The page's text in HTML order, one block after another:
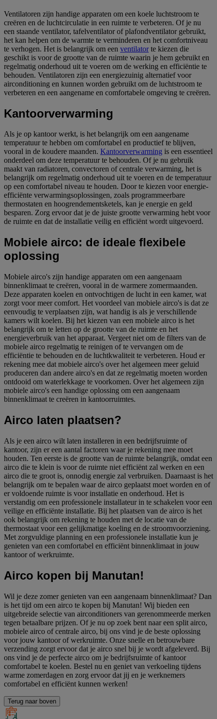
Ventilatoren zijn handige apparaten om een koele luchtstroom te
creëren en de luchtcirculatie in een ruimte te verbeteren. Of je nu
een staande ventilator, tafelventilator of plafondventilator gebruikt,
het kan helpen om de warmte te verminderen en het comfortniveau
te verhogen. Het is belangrijk om een ventilatorte kiezen die
geschikt is voor de grootte van de ruimte waarin je hem gebruikt en
regelmatig onderhoud uit te voeren om de werking en efficiëntie te
behouden. Ventilatoren zijn een energiezuinig alternatief voor
airconditioning en kunnen worden gebruikt om de luchtstroom te
verbeteren en een aangename en comfortabele omgeving te creëren.
Kantoorverwarming
Als je op kantoor werkt, is het belangrijk om een aangename
temperatuur te hebben om comfortabel en productief te blijven,
vooral in de koudere maanden. Kantoorverwarming is een essentieel
onderdeel om deze temperatuur te behouden. Of je nu gebruik
maakt van radiatoren, convectoren of centrale verwarming, het is
belangrijk om regelmatig onderhoud uit te voeren en de temperatuur
op een comfortabel niveau te houden. Door te kiezen voor energie-
efficiënte verwarmingsoplossingen, zoals programmeerbare
thermostaten en hoogrendementsketels, kan je energie en geld
besparen. Zorg ervoor dat je de juiste grootte verwarming hebt voor
de ruimte en dat de installatie veilig en efficiënt wordt uitgevoerd.
Mobiele airco: de ideale flexibele
oplossing
Mobiele airco's zijn handige apparaten om een aangenaam
binnenklimaat te creëren, vooral in de warmere zomermaanden.
Deze apparaten koelen en ontvochtigen de lucht in een kamer, wat
zorgt voor meer comfort. Het voordeel van mobiele airco's is dat ze
eenvoudig te verplaatsen zijn, wat handig is als je verschillende
kamers wilt koelen. Bij het kiezen van een mobiele airco is het
belangrijk om te letten op de grootte van de ruimte en het
energieverbruik van het apparaat. Vergeet niet om de filters van de
mobiele airco regelmatig te reinigen of te vervangen om de
efficiëntie te behouden en de luchtkwaliteit te verbeteren. Houd er
rekening mee dat mobiele airco's over het algemeen meer geluid
produceren dan andere airco's en dat ze regelmatig moeten worden
ontdooid om waterlekkage te voorkomen. Over het algemeen zijn
mobiele airco's een handige oplossing om een aangenaam
binnenklimaat te creëren in kantoorruimtes.
Airco laten plaatsen?
Als je een airco wilt laten installeren in een bedrijfsruimte of
kantoor, zijn er een aantal factoren waar je rekening mee moet
houden. Ten eerste is de grootte van de ruimte belangrijk, omdat een
airco die te klein is voor de ruimte niet efficiënt zal werken en een
airco die te groot is, onnodig energie zal verbruiken. Daarnaast is het
belangrijk om te bepalen waar de airco geplaatst moet worden en of
er voldoende ruimte is voor installatie en onderhoud. Het is
verstandig om een professionele installateur in te schakelen voor een
veilige en efficiënte installatie. Bij het plaatsen van de airco is het
ook belangrijk om rekening te houden met de locatie van de
thermostaat voor een gelijkmatige koeling en de stroomvoorziening.
Met zorgvuldige planning en een professionele installatie kun je
genieten van een comfortabel en efficiënt binnenklimaat in jouw
kantoor of werkruimte.
Airco kopen bij Manutan!
Wil je deze zomer genieten van een aangenaam binnenklimaat? Dan
is het tijd om een airco te kopen bij Manutan! Wij bieden een
uitgebreide selectie van airconditioners van gerenommeerde merken
tegen betaalbare prijzen. Of je nu op zoek bent naar een split airco,
mobiele airco of centrale airco, bij ons vind je de beste oplossing
voor jouw kantoor of werkruimte. Onze snelle en betrouwbare
verzending zorgt ervoor dat je airco snel bij je wordt afgeleverd. Bij
ons vind je de perfecte airco om je bedrijfsruimte of kantoor
comfortabel te koelen. Bestel nu en geniet van verkoeling tijdens
warme zomerdagen en zorg ervoor dat jij en je werknemers
comfortabel en efficiënt kunnen werken!
Terug naar boven